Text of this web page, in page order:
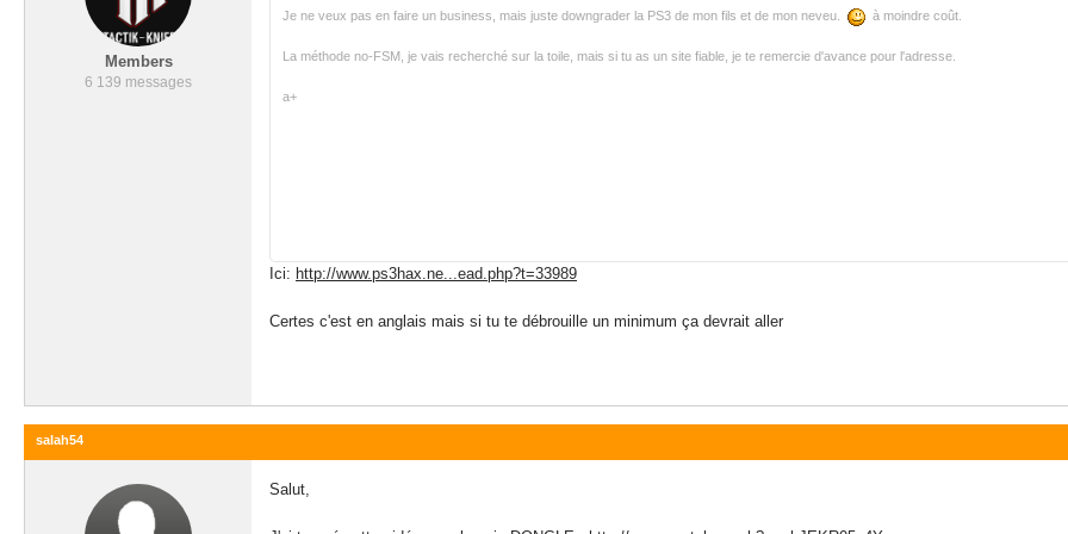
Members
6 139 messages
Je ne veux pas en faire un business, mais juste downgrader la PS3 de mon fils et de mon neveu. à moindre coût.
La méthode no-FSM, je vais recherché sur la toile, mais si tu as un site fiable, je te remercie d'avance pour l'adresse.
a+
Ici: http://www.ps3hax.ne...ead.php?t=33989
Certes c'est en anglais mais si tu te débrouille un minimum ça devrait aller
salah54
Salut,